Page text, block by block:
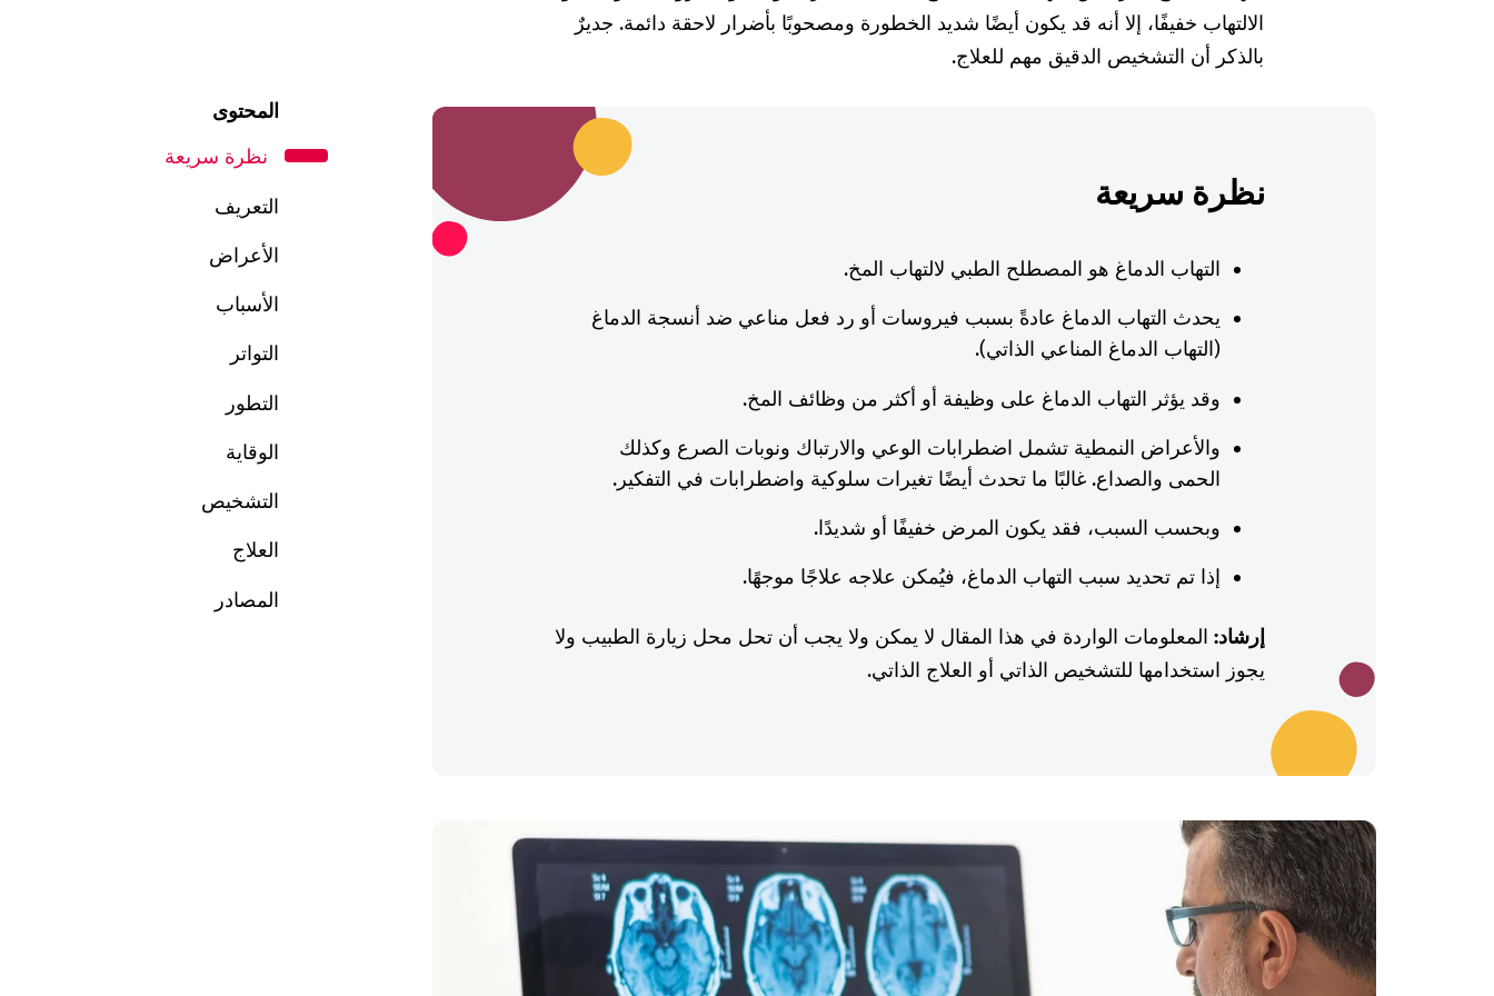
المحتوى
نظرة سريعة
التعريف
الأعراض
الأسباب
التواتر
التطور
الوقاية
التشخيص
العلاج
المصادر
الالتهاب خفيفًا، إلا أنه قد يكون أيضًا شديد الخطورة ومصحوبًا بأضرار لاحقة دائمة. جديرٌ
بالذكر أن التشخيص الدقيق مهم للعلاج.
نظرة سريعة
التهاب الدماغ هو المصطلح الطبي لالتهاب المخ.
يحدث التهاب الدماغ عادةً بسبب فيروسات أو رد فعل مناعي ضد أنسجة الدماغ
(التهاب الدماغ المناعي الذاتي).
وقد يؤثر التهاب الدماغ على وظيفة أو أكثر من وظائف المخ.
والأعراض النمطية تشمل اضطرابات الوعي والارتباك ونوبات الصرع وكذلك
الحمى والصداع. غالبًا ما تحدث أيضًا تغيرات سلوكية واضطرابات في التفكير.
وبحسب السبب، فقد يكون المرض خفيفًا أو شديدًا.
إذا تم تحديد سبب التهاب الدماغ، فيُمكن علاجه علاجًا موجهًا.
إرشاد: المعلومات الواردة في هذا المقال لا يمكن ولا يجب أن تحل محل زيارة الطبيب ولا
يجوز استخدامها للتشخيص الذاتي أو العلاج الذاتي.